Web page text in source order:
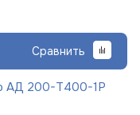
Сравнить
АД 200-Т400-1Р